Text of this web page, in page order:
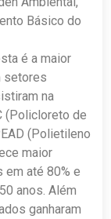
Básico do
é a maior
setores
na
(Policloreto de
(Polietileno
maior
até 80% e
anos. Além
ganharam